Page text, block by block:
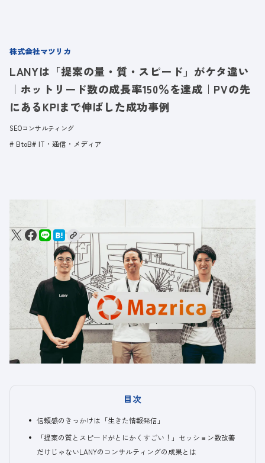
株式会社マツリカ
LANYは「提案の量・質・スピード」がケタ違い
｜ホットリード数の成長率150％を達成｜PVの先
にあるKPIまで伸ばした成功事例
SEOコンサルティング
BtoB IT・通信・メディア
目次
信頼感のきっかけは「生きた情報発信」
「提案の質とスピードがとにかくすごい！」セッション数改善
だけじゃないLANYのコンサルティングの成果とは